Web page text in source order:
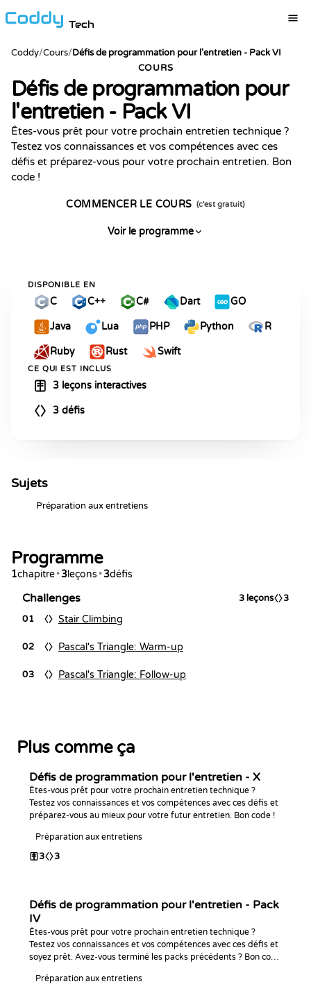
Tech
Coddy/Cours/Défis de programmation pour l'entretien - Pack VI
COURS
Défis de programmation pour
l'entretien - Pack VI
Êtes-vous prêt pour votre prochain entretien technique ?
Testez vos connaissances et vos compétences avec ces
défis et préparez-vous pour votre prochain entretien. Bon
code !
COMMENCER LE COURS (c'est gratuit)
Voir le programme
DISPONIBLE EN
C C++ C# Dart GO
Java Lua PHP Python R
Ruby Rust Swift
CE QUI EST INCLUS
3 leçons interactives
3 défis
Sujets
Préparation aux entretiens
Programme
1chapitre•3leçons •3défis
Challenges 3 leçons
3
01
Stair Climbing
02 Pascal's Triangle: Warm-up
03 Pascal's Triangle: Follow-up
Plus comme ça
Défis de programmation pour l'entretien - X
Êtes-vous prêt pour votre prochain entretien technique ?
Testez vos connaissances et vos compétences avec ces défis et
préparez-vous au mieux pour votre futur entretien. Bon code !
Préparation aux entretiens
3 3
Défis de programmation pour l'entretien - Pack
IV
Êtes-vous prêt pour votre prochain entretien technique ?
Testez vos connaissances et vos compétences avec ces défis et
soyez prêt. Avez-vous terminé les packs précédents ? Bon code
Préparation aux entretiens